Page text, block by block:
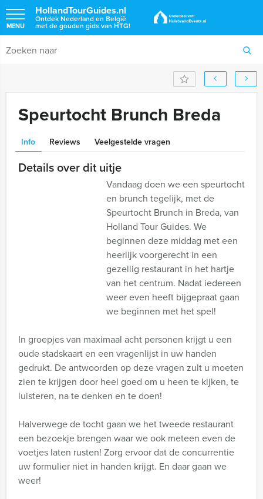
HollandTourGuides.nl
Ontdek Nederland en België
met de gouden gids van HTG!
MENU
Speurtocht Brunch Breda
Info Reviews Veelgestelde vragen
Details over dit uitje
Vandaag doen we een speurtocht
en brunch tegelijk, met de
Speurtocht Brunch in Breda, van
Holland Tour Guides. We
beginnen deze middag met een
heerlijk voorgerecht in een
gezellig restaurant in het hartje
van het centrum. Nadat iedereen
weer even heeft bijgepraat gaan
we beginnen met het spel!
In groepjes van maximaal acht personen krijgt u een
oude stadskaart en een vragenlijst in uw handen
gedrukt. De antwoorden op deze vragen zult u moeten
zien te krijgen door heel goed om u heen te kijken, te
luisteren, na te denken en te doen!
Halverwege de tocht gaan we het tweede restaurant
een bezoekje brengen waar we ook meteen even de
voetjes laten rusten! Zorg ervoor dat de concurrentie
uw formulier niet in handen krijgt. En daar gaan we
weer!